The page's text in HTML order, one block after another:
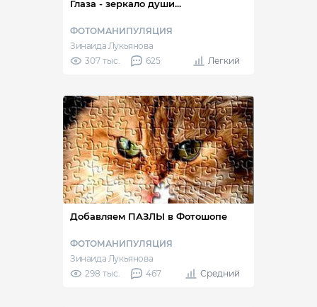
Глаза - зеркало души...
ФОТОМАНИПУЛЯЦИЯ
Зинаида Лукьянова
307 тыс.
625 Легкий
Добавляем ПАЗЛЫ в Фотошопе
ФОТОМАНИПУЛЯЦИЯ
Зинаида Лукьянова
298 тыс.
467 Средний